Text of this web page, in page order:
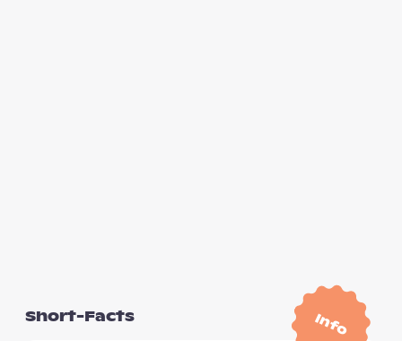
Info
Short-Facts